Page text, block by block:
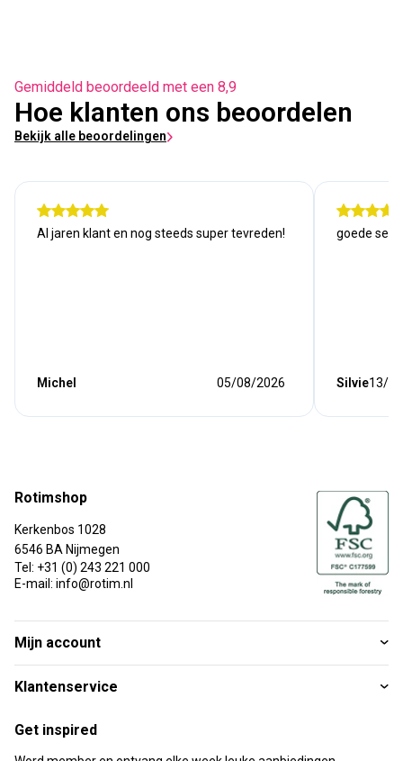
Gemiddeld beoordeeld met een 8,9
Hoe klanten ons beoordelen
Bekijk alle beoordelingen
Al jaren klant en nog steeds super tevreden!
Michel 05/08/2026
goede
Silvie13/
Rotimshop
Kerkenbos 1028
6546 BA Nijmegen
Tel: +31 (0) 243 221 000
E-mail: info@rotim.nl
Mijn account
Klantenservice
Get inspired